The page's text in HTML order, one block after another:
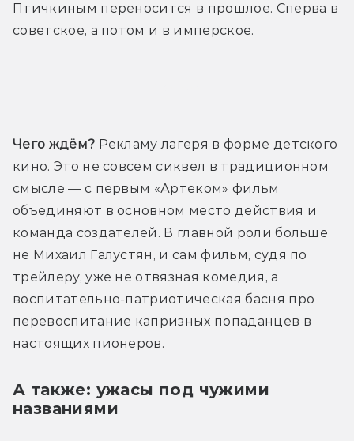
Птичкиным переносится в прошлое. Сперва в
советское, а потом и в имперское.
Чего ждём? Рекламу лагеря в форме детского
кино. Это не совсем сиквел в традиционном
смысле — с первым «Артеком» фильм
объединяют в основном место действия и
команда создателей. В главной роли больше
не Михаил Галустян, и сам фильм, судя по
трейлеру, уже не отвязная комедия, а
воспитательно-патриотическая басня про
перевоспитание капризных попаданцев в
настоящих пионеров.
А также: ужасы под чужими
названиями